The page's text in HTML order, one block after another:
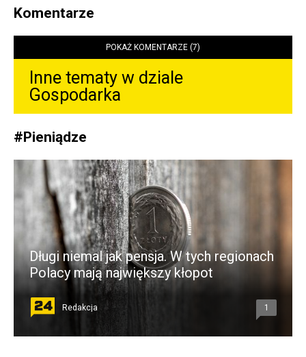
Komentarze
POKAŻ KOMENTARZE (7)
Inne tematy w dziale
Gospodarka
#Pieniądze
Długi niemal jak pensja. W tych regionach
Polacy mają największy kłopot
Redakcja 1